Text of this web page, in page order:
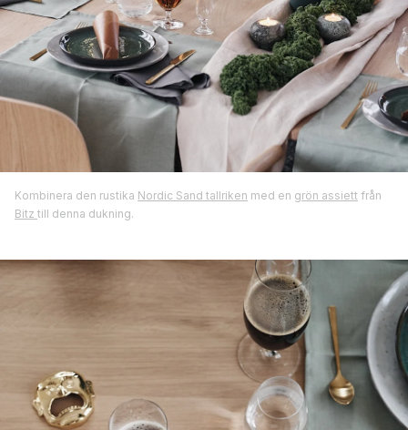
Kombinera den rustika Nordic Sand tallriken med en grön assiett från
Bitz till denna dukning.